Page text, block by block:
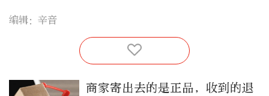
编辑：辛音
商家寄出去的是正品，收到的退